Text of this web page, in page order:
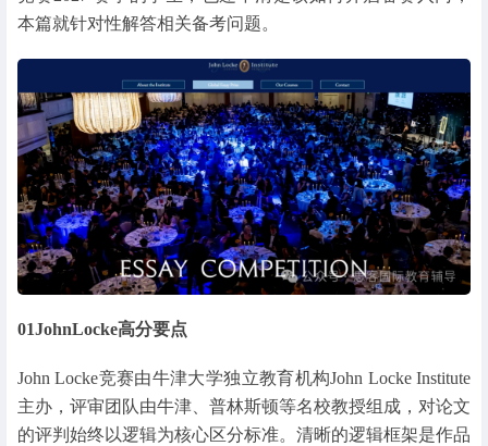
本篇就针对性解答相关备考问题。
01JohnLocke高分要点
John Locke竞赛由牛津大学独立教育机构John Locke Institute
主办，评审团队由牛津、普林斯顿等名校教授组成，对论文
的评判始终以逻辑为核心区分标准。清晰的逻辑框架是作品